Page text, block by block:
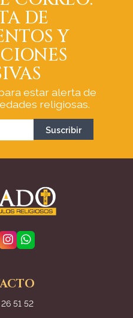
DE
Y
estar alerta de
religiosas.
51 52